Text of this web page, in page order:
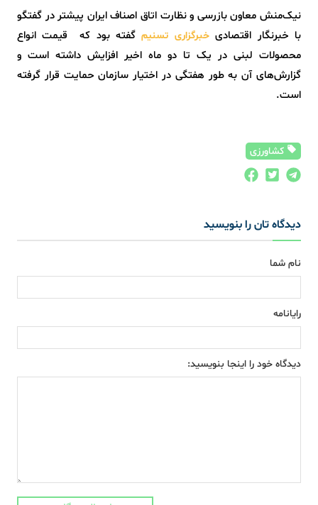
نیک‌منش معاون بازرسی و نظارت اتاق اصناف ایران پیشتر در گفتگو
با خبرنگار اقتصادیخبرگزاری تسنیمگفته بود که قیمت انواع
محصولات لبنی در یک تا دو ماه اخیر افزایش داشته است و
گزارش‌های آن به طور هفتگی در اختیار سازمان حمایت قرار گرفته
است.
کشاورزی
دیدگاه تان را بنویسید
نام شما
رایانامه
دیدگاه خود را اینجا بنویسید: